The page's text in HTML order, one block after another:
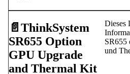
📄️ ThinkSystem
SR655 Option
GPU Upgrade
and Thermal Kit
Dieses
SR655
und